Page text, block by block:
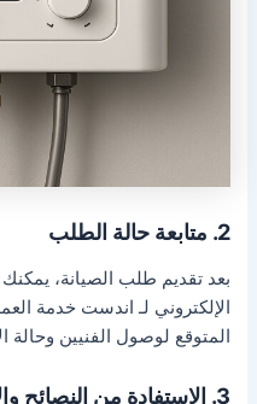
2. متابعة حالة الطلب
بعد تقديم طلب الصيانة،
الإلكتروني لـ اندست خدمة
المتوقع لوصول الفنيين وحالة
3. الاستفادة من النصائح والإرشادات